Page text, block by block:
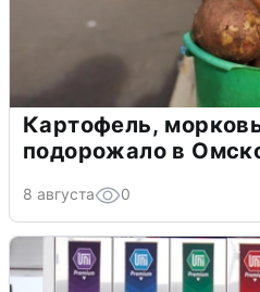
Картофель,
подорожало в
8 августа 0